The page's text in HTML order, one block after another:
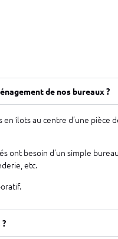
de nos bureaux ?
îlots au centre d’une pièce
besoin d’un simple
etc.